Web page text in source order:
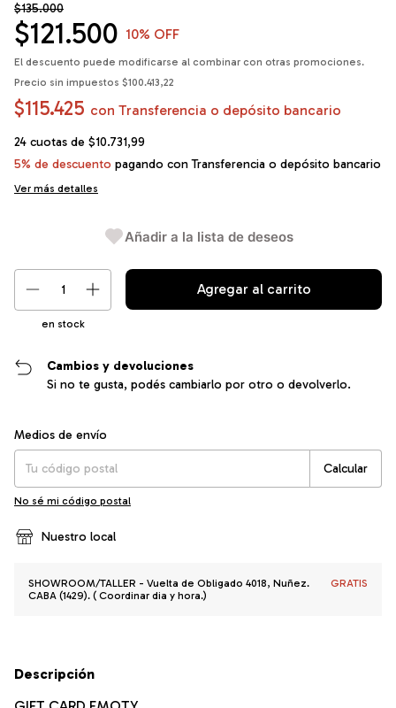
$135.000
$121.500 10% OFF
El descuento puede modificarse al combinar con otras promociones.
Precio sin impuestos $100.413,22
$115.425 con Transferencia o depósito bancario
24 cuotas de $10.731,99
5% de descuento pagando con Transferencia o depósito bancario
Ver más detalles
Añadir a la lista de deseos
en stock
Cambios y devoluciones
Si no te gusta, podés cambiarlo por otro o devolverlo.
Entregas para el CP:
Medios de envío
Calcular
No sé mi código postal
Nuestro local
SHOWROOM/TALLER - Vuelta de Obligado 4018, Nuñez.
CABA (1429). ( Coordinar dia y hora.)
GRATIS
Descripción